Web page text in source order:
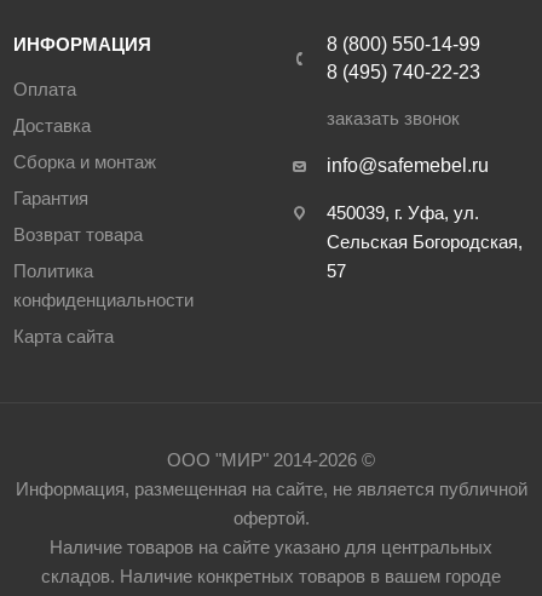
ИНФОРМАЦИЯ
Оплата
Доставка
Сборка и монтаж
Гарантия
Возврат товара
Политика
конфиденциальности
Карта сайта
8 (800) 550-14-99
8 (495) 740-22-23
заказать звонок
info@safemebel.ru
450039, г. Уфа, ул.
Сельская Богородская,
57
ООО "МИР" 2014-2026 ©
Информация, размещенная на сайте, не является публичной
офертой.
Наличие товаров на сайте указано для центральных
складов. Наличие конкретных товаров в вашем городе